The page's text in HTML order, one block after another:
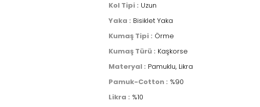
Kol Tipi : Uzun
Yaka : Bisiklet Yaka
Kumaş Tipi : Örme
Kumaş Türü : Kaşkorse
Materyal : Pamuklu, Likra
Pamuk-Cotton : %90
Likra : %10